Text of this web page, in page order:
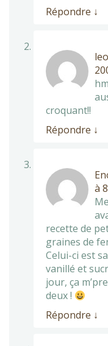
Répondre ↓
croquant!!
Répondre ↓
à
recette de
graines de
Celui-ci est
vanillé et
jour, ça
deux !
Répondre ↓